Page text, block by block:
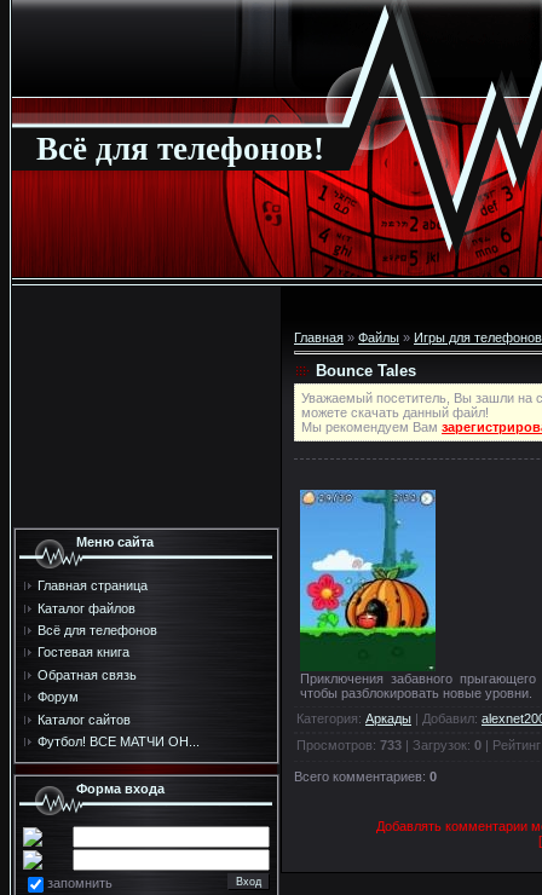
Всё для телефонов!
Меню сайта
Главная страница
Каталог файлов
Всё для телефонов
Гостевая книга
Обратная связь
Форум
Каталог сайтов
Футбол! ВСЕ МАТЧИ ОН...
Форма входа
запомнить
Главная » Файлы » Игры для телефонов
Bounce Tales
Уважаемый посетитель, Вы зашли на
можете скачать данный файл!
Мы рекомендуем Вам
Приключения забавного
чтобы разблокировать новые уровни.
Категория: Аркады | Добавил:
Просмотров: 733 | Загрузок: 0 | Рейтинг
Всего комментариев: 0
Добавлять комментарии